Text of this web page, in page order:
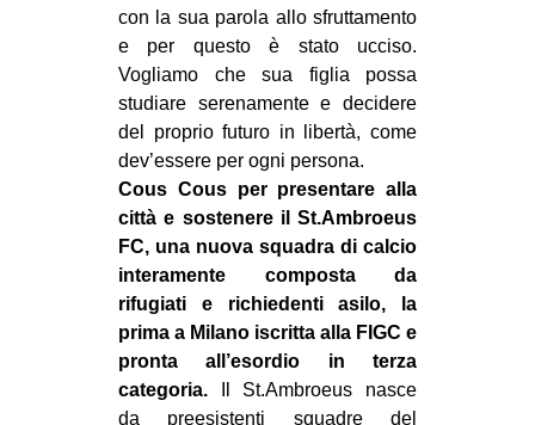
MANIFESTI
RECENSIONI
INTERNAZIONALE
AFRICA
ESTREMO ORIENTE
EUROPA
MEDIO ORIENTE
MONDO
con la sua parola allo sfruttamento
e per questo è stato ucciso.
Vogliamo che sua figlia possa
studiare serenamente e decidere
del proprio futuro in libertà, come
dev’essere per ogni persona.
Cous Cous per presentare alla
città e sostenere il St.Ambroeus
FC, una nuova squadra di calcio
interamente composta da
rifugiati e richiedenti asilo, la
prima a Milano iscritta alla FIGC e
pronta all’esordio in terza
categoria. Il St.Ambroeus nasce
da preesistenti squadre del